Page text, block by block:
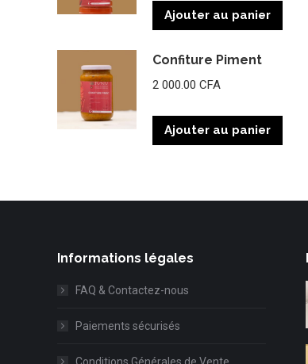
Ajouter au panier
Confiture Piment
2 000.00 CFA
Ajouter au panier
Informations légales
FAQ & Contactez-nous
Paiements sécurisés
Conditions Générales de Vente